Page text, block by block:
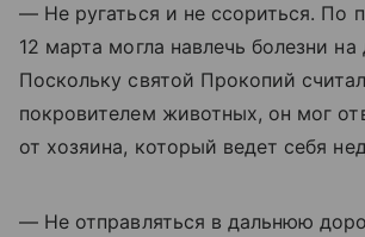
— Не ругаться и не ссориться. По
12 марта могла навлечь болезни
Поскольку святой Прокопий
покровителем животных, он мог
от хозяина, который ведет себя
— Не отправляться в дальнюю